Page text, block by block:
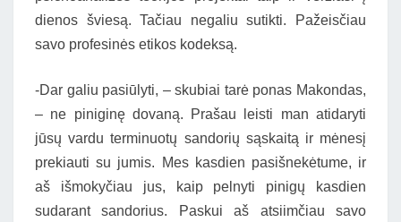
dienos šviesą. Tačiau negaliu sutikti. Pažeisčiau
savo profesinės etikos kodeksą.
-Dar galiu pasiūlyti, – skubiai tarė ponas Makondas,
– ne piniginę dovaną. Prašau leisti man atidaryti
jūsų vardu terminuotų sandorių sąskaitą ir mėnesį
prekiauti su jumis. Mes kasdien pasišnekėtume, ir
aš išmokyčiau jus, kaip pelnyti pinigų kasdien
sudarant sandorius. Paskui aš atsiimčiau savo